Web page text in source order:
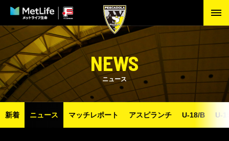
NEWS
ニュース
新着 ニュース マッチレポート アスピランチ U-18/B U-